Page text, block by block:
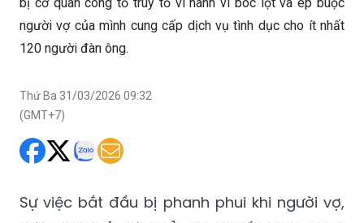
120 người đàn ông.
Thứ Ba 31/03/2026 09:32
Sự việc bắt đầu bị phanh phui khi người vợ,
cảm đứng lên tố cáo hành vi lạm dụng của